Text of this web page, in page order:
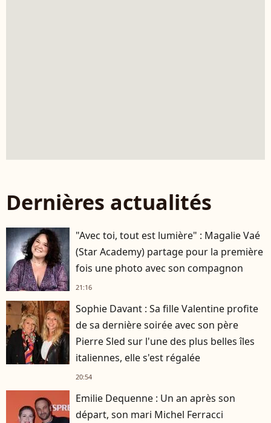
Dernières actualités
"Avec toi, tout est lumière" : Magalie Vaé
(Star Academy) partage pour la première
fois une photo avec son compagnon
21:16
Sophie Davant : Sa fille Valentine profite
de sa dernière soirée avec son père
Pierre Sled sur l'une des plus belles îles
italiennes, elle s'est régalée
20:54
Emilie Dequenne : Un an après son
départ, son mari Michel Ferracci